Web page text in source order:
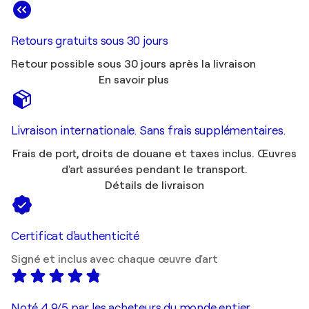
Retours gratuits sous 30 jours
Retour possible sous 30 jours après la livraison
En savoir plus
Livraison internationale. Sans frais supplémentaires.
Frais de port, droits de douane et taxes inclus. Œuvres
d'art assurées pendant le transport.
Détails de livraison
Certificat d'authenticité
Signé et inclus avec chaque œuvre d'art